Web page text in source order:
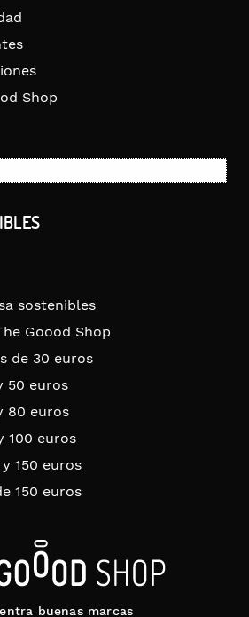
Shop
sostenibles
Goood Shop
de 30 euros
50 euros
80 euros
100 euros
150 euros
150 euros
buenas marcas